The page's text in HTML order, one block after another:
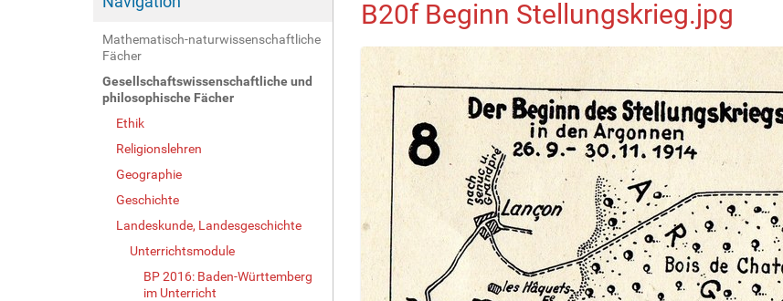
Mathematisch-naturwissenschaftliche
Fächer
Gesellschaftswissenschaftliche und
philosophische Fächer
Ethik
Religionslehren
Geographie
Geschichte
Landeskunde, Landesgeschichte
Unterrichtsmodule
BP 2016: Baden-Württemberg
im Unterricht
B20f Beginn Stellungskrieg.jpg